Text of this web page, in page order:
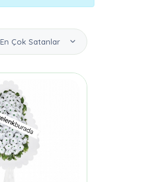
En Çok Satanlar